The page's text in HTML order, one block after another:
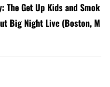
The Get Up Kids and Smok
Big Night Live (Boston, M